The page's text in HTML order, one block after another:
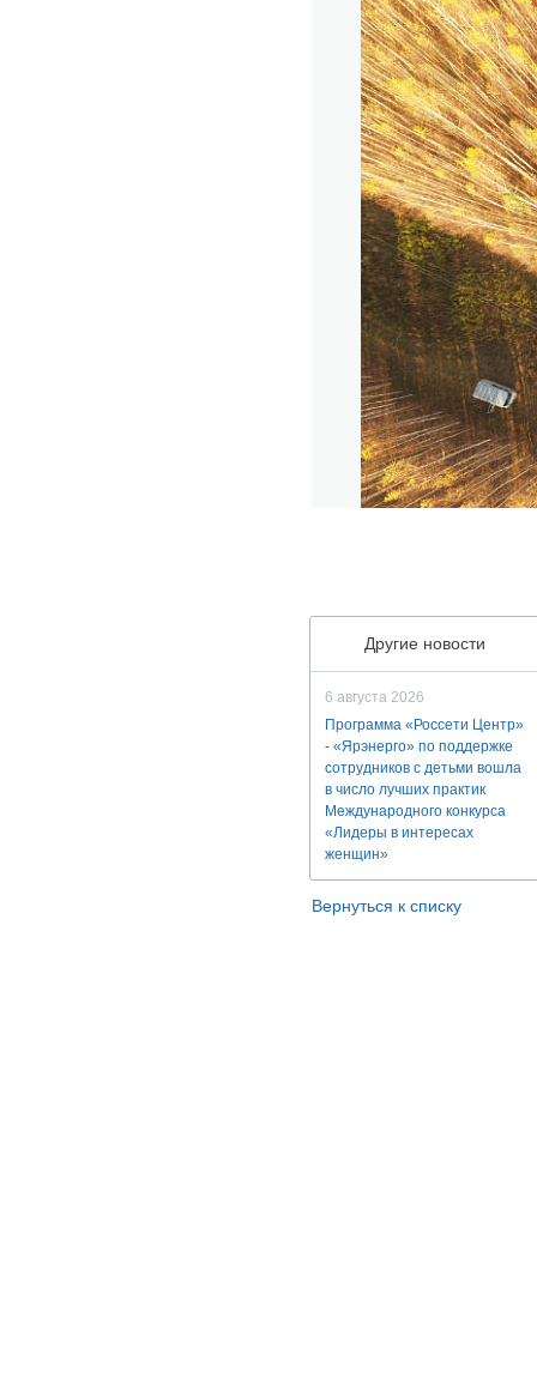
Другие новости
6 августа 2026
Программа «Россети Центр»
- «Ярэнерго» по поддержке
сотрудников с детьми вошла
в число лучших практик
Международного конкурса
«Лидеры в интересах
женщин»
Вернуться к списку